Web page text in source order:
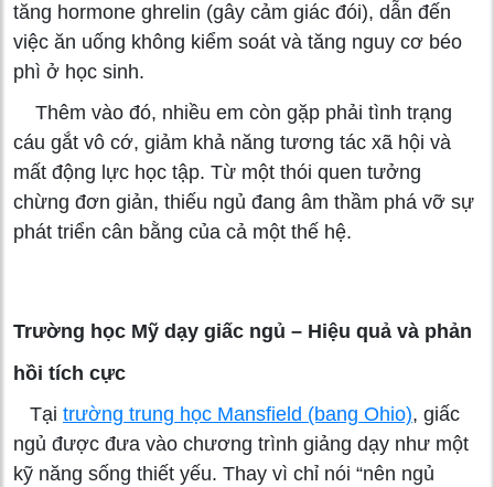
tăng hormone ghrelin (gây cảm giác đói), dẫn đến
việc ăn uống không kiểm soát và tăng nguy cơ béo
phì ở học sinh.
Thêm vào đó, nhiều em còn gặp phải tình trạng
cáu gắt vô cớ, giảm khả năng tương tác xã hội và
mất động lực học tập. Từ một thói quen tưởng
chừng đơn giản, thiếu ngủ đang âm thầm phá vỡ sự
phát triển cân bằng của cả một thế hệ.
Trường học Mỹ dạy giấc ngủ – Hiệu quả và phản
hồi tích cực
Tại trường trung học Mansfield (bang Ohio), giấc
ngủ được đưa vào chương trình giảng dạy như một
kỹ năng sống thiết yếu. Thay vì chỉ nói “nên ngủ